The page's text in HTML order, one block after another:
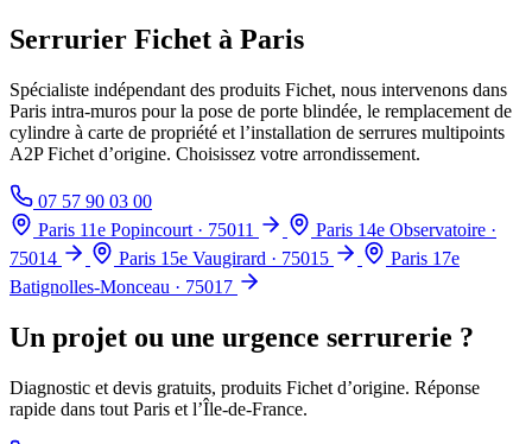
Serrurier Fichet à Paris
Spécialiste indépendant des produits Fichet, nous intervenons dans
Paris intra-muros pour la pose de porte blindée, le remplacement de
cylindre à carte de propriété et l’installation de serrures multipoints
A2P Fichet d’origine. Choisissez votre arrondissement.
07 57 90 03 00
Paris 11e Popincourt · 75011 Paris 14e Observatoire ·
75014
Paris 15e Vaugirard · 75015
Paris 17e
Batignolles-Monceau · 75017
Un projet ou une urgence serrurerie ?
Diagnostic et devis gratuits, produits Fichet d’origine. Réponse
rapide dans tout Paris et l’Île-de-France.